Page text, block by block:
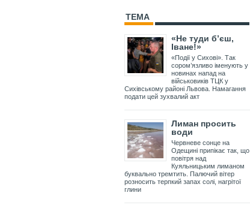
ТЕМА
«Не туди б’єш,
Іване!»
«Події у Сихові». Так
сором’язливо іменують у
новинах напад на
військовиків ТЦК у
Сихівському районі Львова. Намагання
подати цей зухвалий акт
Лиман просить
води
Червневе сонце на
Одещині припікає так, що
повітря над
Куяльницьким лиманом
буквально тремтить. Палючий вітер
розносить терпкий запах солі, нагрітої
глини